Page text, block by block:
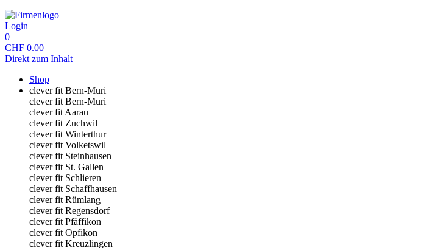
Login
0
CHF 0.00
Direkt zum Inhalt
Shop
clever fit Bern-Muri
clever fit Bern-Muri
clever fit Aarau
clever fit Zuchwil
clever fit Winterthur
clever fit Volketswil
clever fit Steinhausen
clever fit St. Gallen
clever fit Schlieren
clever fit Schaffhausen
clever fit Rümlang
clever fit Regensdorf
clever fit Pfäffikon
clever fit Opfikon
clever fit Kreuzlingen